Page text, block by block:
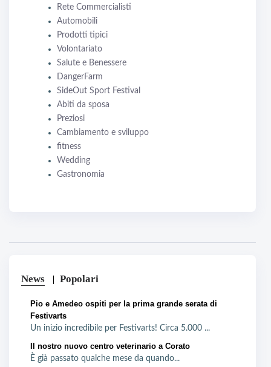
Rete Commercialisti
Automobili
Prodotti tipici
Volontariato
Salute e Benessere
DangerFarm
SideOut Sport Festival
Abiti da sposa
Preziosi
Cambiamento e sviluppo
fitness
Wedding
Gastronomia
News Popolari
Pio e Amedeo ospiti per la prima grande serata di
Festivarts
Un inizio incredibile per Festivarts! Circa 5.000 ...
Il nostro nuovo centro veterinario a Corato
È già passato qualche mese da quando...